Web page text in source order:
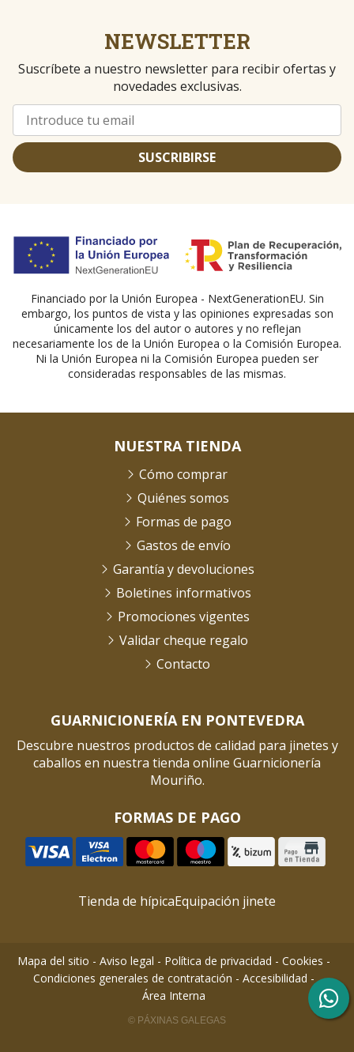
NEWSLETTER
Suscríbete a nuestro newsletter para recibir ofertas y
novedades exclusivas.
SUSCRIBIRSE
Financiado por la Unión Europea - NextGenerationEU. Sin
embargo, los puntos de vista y las opiniones expresadas son
únicamente los del autor o autores y no reflejan
necesariamente los de la Unión Europea o la Comisión Europea.
Ni la Unión Europea ni la Comisión Europea pueden ser
consideradas responsables de las mismas.
GUARNICIONERÍA EN PONTEVEDRA
Descubre nuestros productos de calidad para jinetes y
caballos en nuestra tienda online Guarnicionería
Mouriño.
FORMAS DE PAGO
NUESTRA TIENDA
Cómo comprar
Quiénes somos
Formas de pago
Gastos de envío
Garantía y devoluciones
Boletines informativos
Promociones vigentes
Validar cheque regalo
Contacto
Tienda de hípicaEquipación jinete
Mapa del sitio - Aviso legal - Política de privacidad - Cookies -
Condiciones generales de contratación - Accesibilidad -
Área Interna
© PÁXINAS GALEGAS